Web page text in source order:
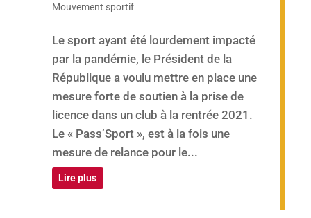
Mouvement sportif
Le sport ayant été lourdement impacté
par la pandémie, le Président de la
République a voulu mettre en place une
mesure forte de soutien à la prise de
licence dans un club à la rentrée 2021.
Le « Pass’Sport », est à la fois une
mesure de relance pour le...
Lire plus